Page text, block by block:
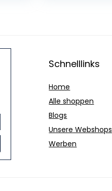
Schnelllinks
Home
Alle shoppen
Blogs
Unsere Webshops
Werben